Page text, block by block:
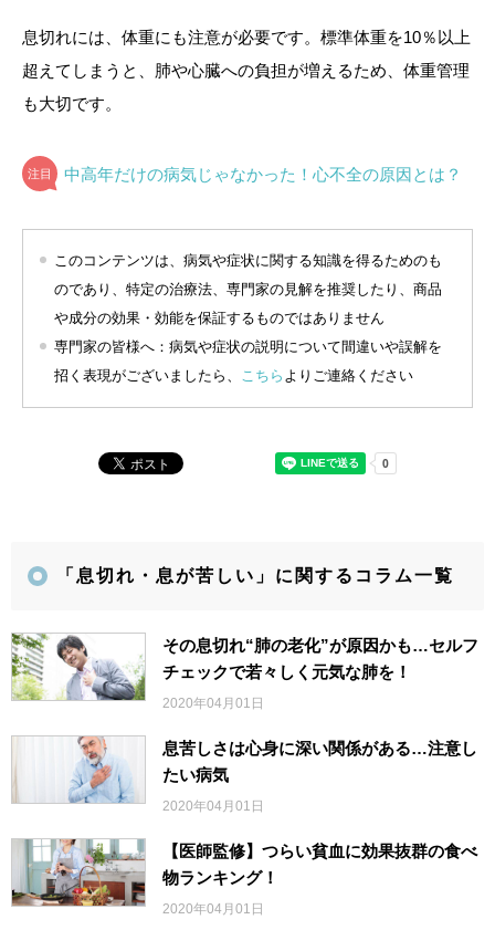
息切れには、体重にも注意が必要です。標準体重を10％以上
超えてしまうと、肺や心臓への負担が増えるため、体重管理
も大切です。
中高年だけの病気じゃなかった！心不全の原因とは？
このコンテンツは、病気や症状に関する知識を得るためのも
のであり、特定の治療法、専門家の見解を推奨したり、商品
や成分の効果・効能を保証するものではありません
専門家の皆様へ：病気や症状の説明について間違いや誤解を
招く表現がございましたら、
こちら よりご連絡ください
「息切れ・息が苦しい」に関するコラム一覧
その息切れ“肺の老化”が原因かも…セルフ
チェックで若々しく元気な肺を！
2020年04月01日
息苦しさは心身に深い関係がある…注意し
たい病気
2020年04月01日
【医師監修】つらい貧血に効果抜群の食べ
物ランキング！
2020年04月01日